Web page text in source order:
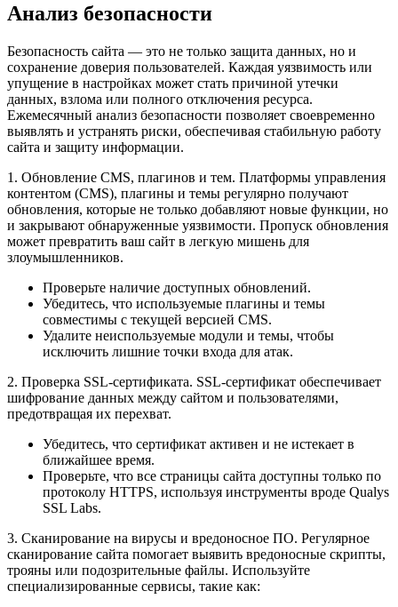
Анализ безопасности
Безопасность сайта — это не только защита данных, но и
сохранение доверия пользователей. Каждая уязвимость или
упущение в настройках может стать причиной утечки
данных, взлома или полного отключения ресурса.
Ежемесячный анализ безопасности позволяет своевременно
выявлять и устранять риски, обеспечивая стабильную работу
сайта и защиту информации.
1. Обновление CMS, плагинов и тем. Платформы управления
контентом (CMS), плагины и темы регулярно получают
обновления, которые не только добавляют новые функции, но
и закрывают обнаруженные уязвимости. Пропуск обновления
может превратить ваш сайт в легкую мишень для
злоумышленников.
Проверьте наличие доступных обновлений.
Убедитесь, что используемые плагины и темы
совместимы с текущей версией CMS.
Удалите неиспользуемые модули и темы, чтобы
исключить лишние точки входа для атак.
2. Проверка SSL-сертификата. SSL-сертификат обеспечивает
шифрование данных между сайтом и пользователями,
предотвращая их перехват.
Убедитесь, что сертификат активен и не истекает в
ближайшее время.
Проверьте, что все страницы сайта доступны только по
протоколу HTTPS, используя инструменты вроде Qualys
SSL Labs.
3. Сканирование на вирусы и вредоносное ПО. Регулярное
сканирование сайта помогает выявить вредоносные скрипты,
трояны или подозрительные файлы. Используйте
специализированные сервисы, такие как: